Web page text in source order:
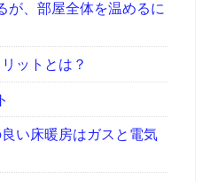
が、部屋全体を温めるに
ットとは？
い床暖房はガスと電気